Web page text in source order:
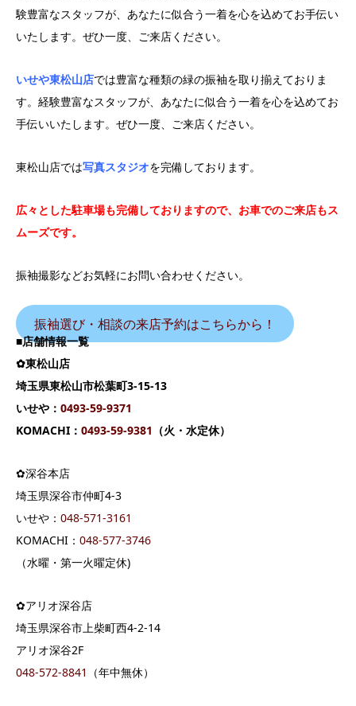
験豊富なスタッフが、あなたに似合う一着を心を込めてお手伝い
いたします。ぜひ一度、ご来店ください。
いせや東松山店では豊富な種類の緑の振袖を取り揃えておりま
す。経験豊富なスタッフが、あなたに似合う一着を心を込めてお
手伝いいたします。ぜひ一度、ご来店ください。
東松山店では写真スタジオを完備しております。
広々とした駐車場も完備しておりますので、お車でのご来店もス
ムーズです。
振袖撮影などお気軽にお問い合わせください。
振袖選び・相談の来店予約はこちらから！
■店舗情報一覧
✿東松山店
埼玉県東松山市松葉町3-15-13
いせや： 0493-59-9371
KOMACHI： 0493-59-9381 （火・水定休）
✿深谷本店
埼玉県深谷市仲町4-3
いせや： 048-571-3161
KOMACHI： 048-577-3746
（水曜・第一火曜定休)
✿アリオ深谷店
埼玉県深谷市上柴町西4-2-14
アリオ深谷2F
048-572-8841
（年中無休）